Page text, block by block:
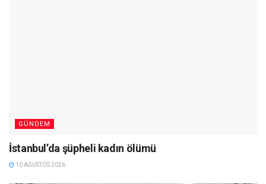
GÜNDEM
İstanbul’da şüpheli kadın ölümü
10 AĞUSTOS 2026